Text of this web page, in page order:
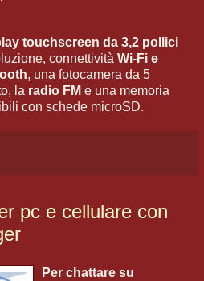
touchscreen da 3,2 pollici
connettività Wi-Fi e
, una fotocamera da 5
la radio FM e una memoria
con schede microSD.
pc e cellulare con
Per chattare su